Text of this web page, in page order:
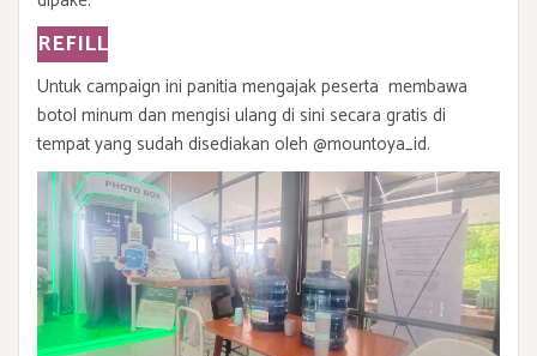
REFILL
Untuk campaign ini panitia mengajak peserta membawa
botol minum dan mengisi ulang di sini secara gratis di
tempat yang sudah disediakan oleh @mountoya_id.